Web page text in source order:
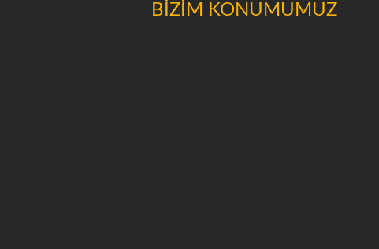
BİZİM KONUMUMUZ